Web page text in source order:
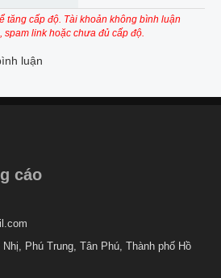
tăng cấp độ. Tài khoản không bình luận
spam link hoặc chưa đủ cấp độ.
luận
cáo
Phú Trung, Tân Phú, Thành phố Hồ